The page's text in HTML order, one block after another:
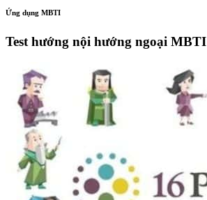
Ứng dụng MBTI
Test hướng nội hướng ngoại MBTI